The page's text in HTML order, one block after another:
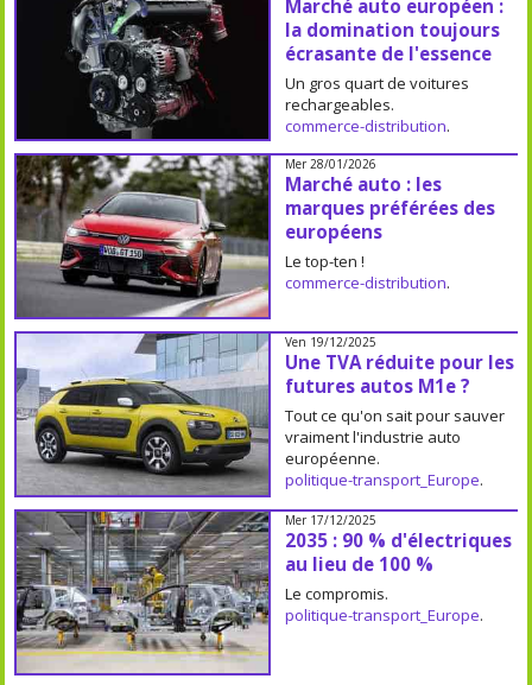
Marché auto européen :
la domination toujours
écrasante de l'essence
Un gros quart de voitures
rechargeables.
commerce-distribution.
Mer 28/01/2026
Marché auto : les
marques préférées des
européens
Le top-ten !
commerce-distribution.
Ven 19/12/2025
Une TVA réduite pour les
futures autos M1e ?
Tout ce qu'on sait pour sauver
vraiment l'industrie auto
européenne.
politique-transport_Europe.
Mer 17/12/2025
2035 : 90 % d'électriques
au lieu de 100 %
Le compromis.
politique-transport_Europe.